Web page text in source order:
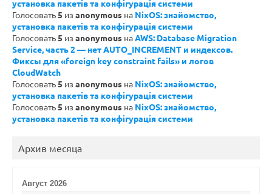
установка пакетів та конфігурація системи
Голосовать5 из anonymous на NixOS: знайомство,
установка пакетів та конфігурація системи
Голосовать5 из anonymous наAWS: Database Migration
Service, часть 2 — нет AUTO_INCREMENT и индексов.
Фиксы для «foreign key constraint fails» и логов
CloudWatch
Голосовать5 из anonymous на NixOS: знайомство,
установка пакетів та конфігурація системи
Голосовать5 из anonymous на NixOS: знайомство,
установка пакетів та конфігурація системи
Архив месяца
Август 2026